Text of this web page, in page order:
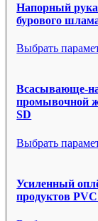
Напорный
бурового
Выбрать
Всасывающе-
промывочной
SD
Выбрать
Усиленный
продуктов